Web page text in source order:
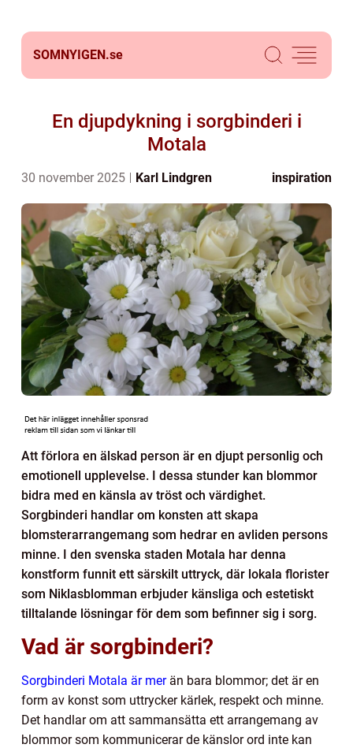
SOMNYIGEN.se
En djupdykning i sorgbinderi i
Motala
30 november 2025 Karl Lindgren inspiration
Att förlora en älskad person är en djupt personlig och
emotionell upplevelse. I dessa stunder kan blommor
bidra med en känsla av tröst och värdighet.
Sorgbinderi handlar om konsten att skapa
blomsterarrangemang som hedrar en avliden persons
minne. I den svenska staden Motala har denna
konstform funnit ett särskilt uttryck, där lokala florister
som Niklasblomman erbjuder känsliga och estetiskt
tilltalande lösningar för dem som befinner sig i sorg.
Vad är sorgbinderi?
Sorgbinderi Motala är merän bara blommor; det är en
form av konst som uttrycker kärlek, respekt och minne.
Det handlar om att sammansätta ett arrangemang av
blommor som kommunicerar de känslor ord inte kan